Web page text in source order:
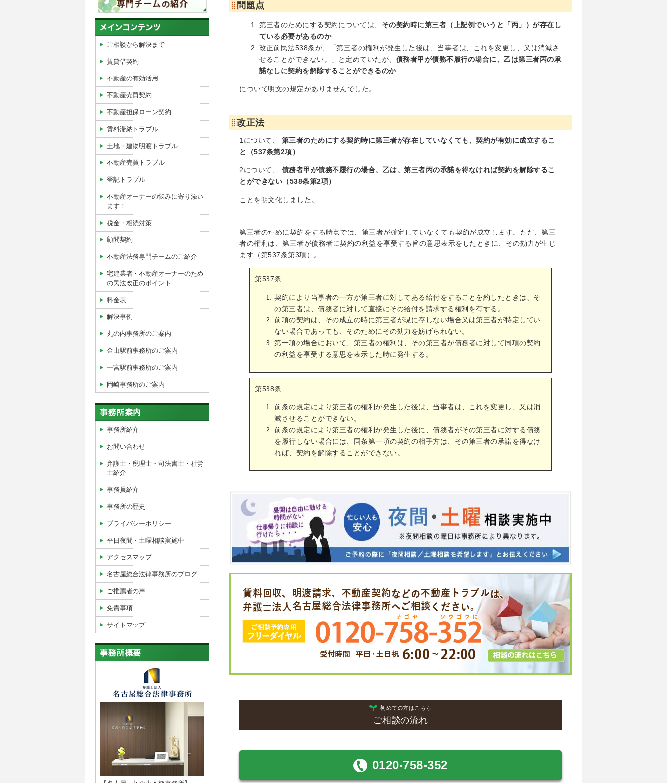
問題点
第三者のためにする契約については、 その契約時に第三者（上記例でいうと「丙」）が存在し
ている必要があるのか
改正前民法538条が、「第三者の権利が発生した後は、当事者は、これを変更し、又は消滅さ
せることができない。」と定めていたが、 債務者甲が債務不履行の場合に、乙は第三者丙の承
諾なしに契約を解除することができるのか
について明文の規定がありませんでした。
改正法
1について、 第三者のためにする契約時に第三者が存在していなくても、契約が有効に成立するこ
と（537条第2項）
2について、 債務者甲が債務不履行の場合、乙は、第三者丙の承諾を得なければ契約を解除するこ
とができない（538条第2項）
ことを明文化しました。
第三者のために契約をする時点では、第三者が確定していなくても契約が成立します。ただ、第三
者の権利は、第三者が債務者に契約の利益を享受する旨の意思表示をしたときに、その効力が生じ
ます（第537条第3項）。
第537条
契約により当事者の一方が第三者に対してある給付をすることを約したときは、そ
の第三者は、債務者に対して直接にその給付を請求する権利を有する。
前項の契約は、その成立の時に第三者が現に存しない場合又は第三者が特定してい
ない場合であっても、そのためにその効力を妨げられない。
第一項の場合において、第三者の権利は、その第三者が債務者に対して同項の契約
の利益を享受する意思を表示した時に発生する。
第538条
前条の規定により第三者の権利が発生した後は、当事者は、これを変更し、又は消
滅させることができない。
前条の規定により第三者の権利が発生した後に、債務者がその第三者に対する債務
を履行しない場合には、同条第一項の契約の相手方は、その第三者の承諾を得なけ
れば、契約を解除することができない。
初めての方はこちら
ご相談の流れ
0120-758-352
ご相談から解決まで
賃貸借契約
不動産の有効活用
不動産売買契約
不動産担保ローン契約
賃料滞納トラブル
土地・建物明渡トラブル
不動産売買トラブル
登記トラブル
不動産オーナーの悩みに寄り添い
ます！
税金・相続対策
顧問契約
不動産法務専門チームのご紹介
宅建業者・不動産オーナーのため
の民法改正のポイント
料金表
解決事例
丸の内事務所のご案内
金山駅前事務所のご案内
一宮駅前事務所のご案内
岡崎事務所のご案内
事務所紹介
お問い合わせ
弁護士・税理士・司法書士・社労
士紹介
事務員紹介
事務所の歴史
プライバシーポリシー
平日夜間・土曜相談実施中
アクセスマップ
名古屋総合法律事務所のブログ
ご推薦者の声
免責事項
サイトマップ